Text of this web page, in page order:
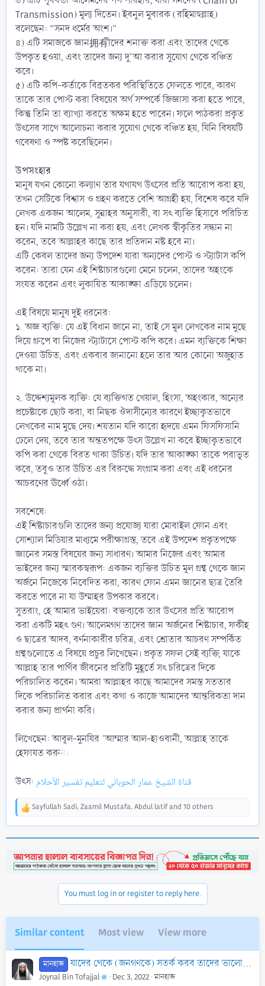
Transmission) মূল্য দিতেন। ইবনুল মুবারক (রহিমাহুল্লাহ)
বলেছেন: “সনদ ধর্মের অংশ।”
৪) এটি সমাজকে জ্ঞান拥有ীদের শনাক্ত করা এবং তাদের থেকে
উপকৃত হওয়া, এবং তাদের জন্য দু'আ করার সুযোগ থেকে বঞ্চিত
করে।
৫) এটি কপি-কর্তাকে বিব্রতকর পরিস্থিতিতে ফেলতে পারে, কারণ
তাকে তার পোস্ট করা বিষয়ের অর্থ সম্পর্কে জিজ্ঞাসা করা হতে পারে,
কিন্তু তিনি তা ব্যাখ্যা করতে অক্ষম হতে পারেন। ফলে পাঠকরা প্রকৃত
উৎসের সাথে আলোচনা করার সুযোগ থেকে বঞ্চিত হয়, যিনি বিষয়টি
গবেষণা ও স্পষ্ট করেছিলেন।
উপসংহার
মানুষ যখন কোনো কল্যাণ তার যথাযথ উৎসের প্রতি আরোপ করা হয়,
তখন সেটিকে বিশ্বাস ও গ্রহণ করতে বেশি আগ্রহী হয়, বিশেষ করে যদি
লেখক একজন আলেম, সুন্নাহর অনুসারী, বা সৎ ব্যক্তি হিসাবে পরিচিত
হন। যদি নামটি উল্লেখ না করা হয়, এবং লেখক স্বীকৃতির সন্ধান না
করেন, তবে আল্লাহর কাছে তার প্রতিদান নষ্ট হবে না।
এটি কেবল তাদের জন্য উপদেশ যারা অন্যদের পোস্ট ও স্ট্যাটাস কপি
করেন: তারা যেন এই শিষ্টাচারগুলো মেনে চলেন, তাদের অহংকে
সংযত করেন এবং লুকায়িত আকাঙ্ক্ষা এড়িয়ে চলেন।
এই বিষয়ে মানুষ দুই ধরনের:
১. অজ্ঞ ব্যক্তি: যে এই বিধান জানে না, তাই সে মূল লেখকের নাম মুছে
দিয়ে গ্রুপে বা নিজের স্ট্যাটাসে পোস্ট কপি করে। এমন ব্যক্তিকে শিক্ষা
দেওয়া উচিত, এবং একবার জানানো হলে তার আর কোনো অজুহাত
থাকে না।
২. উদ্দেশ্যমূলক ব্যক্তি: যে ব্যক্তিগত খেয়াল, হিংসা, অহংকার, অন্যের
প্রচেষ্টাকে ছোট করা, বা নিছক ঔদাসীন্যের কারণে ইচ্ছাকৃতভাবে
লেখকের নাম মুছে দেয়। শয়তান যদি কারো হৃদয়ে এমন ফিসফিসানি
ঢেলে দেয়, তবে তার অন্ততপক্ষে উৎস উল্লেখ না করে ইচ্ছাকৃতভাবে
কপি করা থেকে বিরত থাকা উচিত। যদি তার আকাঙ্ক্ষা তাকে পরাভূত
করে, তবুও তার উচিত এর বিরুদ্ধে সংগ্রাম করা এবং এই ধরনের
আচরণের ঊর্ধ্বে ওঠা।
সবশেষে:
এই শিষ্টাচারগুলি তাদের জন্য প্রযোজ্য যারা মোবাইল ফোন এবং
সোশ্যাল মিডিয়ার মাধ্যমে পরীক্ষাগ্রস্ত, তবে এই উপদেশ প্রকৃতপক্ষে
জ্ঞানের সমস্ত বিষয়ের জন্য সাধারণ। আমার নিজের এবং আমার
ভাইদের জন্য স্মারকস্বরূপ: একজন ব্যক্তির উচিত মূল গ্রন্থ থেকে জ্ঞান
অর্জনে নিজেকে নিবেদিত করা, কারণ ফোন এমন জ্ঞানের ছাত্র তৈরি
করতে পারে না যা উম্মাহর উপকার করবে।
সুতরাং, হে আমার ভাইয়েরা: বক্তব্যকে তার উৎসের প্রতি আরোপ
করা একটি মহৎ গুণ। আলেমগণ তাদের জ্ঞান অর্জনের শিষ্টাচার, ফকীহ
ও ছাত্রের আদব, বর্ণনাকারীর চরিত্র, এবং শ্রোতার আচরণ সম্পর্কিত
গ্রন্থগুলোতে এ বিষয়ে প্রচুর লিখেছেন। প্রকৃত সফল সেই ব্যক্তি, যাকে
আল্লাহ তার পার্থিব জীবনের প্রতিটি মুহূর্তে সৎ চরিত্রের দিকে
পরিচালিত করেন। আমরা আল্লাহর কাছে আমাদের সমস্ত সততার
দিকে পরিচালিত করার এবং কথা ও কাজে আমাদের আন্তরিকতা দান
করার জন্য প্রার্থনা করি।
লিখেছেন: আবূল-মুনযির ʿআম্মার আল-হাওবানী, আল্লাহ তাকে
হেফাযত করুন।
উৎস: قناة الشيخ عمار الحوباني لتعليم تفسير الأحلام
R
t
i
Sayfullah Sadi, Zaamil Mustafa, Abdul latifand 10 others
You must log in or register to reply here.
Similar content Most view View more
মানহাজ যাদের থেকে (জনগণকে) সতর্ক করব তাদের ভালো দিকগুলোও কি উল্লেখ করা জরূরী?
Joynal Bin Tofajjal Dec 3, 2022 মানহাজ